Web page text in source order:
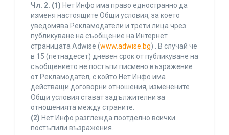
Чл. 2. (1) Нет Инфо има право едностранно да
изменя настоящите Общи условия, за което
уведомява Рекламодатели и трети лица чрез
публикуване на съобщение на Интернет
страницата Adwise (www.adwise.bg) . В случай че
в 15 (петнадесет) дневен срок от публикуване на
съобщението не постъпи писмено възражение
от Рекламодател, с който Нет Инфо има
действащи договорни отношения, изменените
Общи условия стават задължителни за
отношенията между страните.
(2) Нет Инфо разглежда поотделно всички
постъпили възражения.